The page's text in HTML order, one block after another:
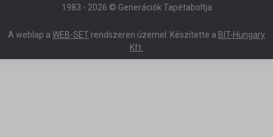
1983 - 2026 © Generációk Tapétaboltja
A weblap a WEB-SET rendszeren üzemel. Készítette a BIT-Hungary
Kft.